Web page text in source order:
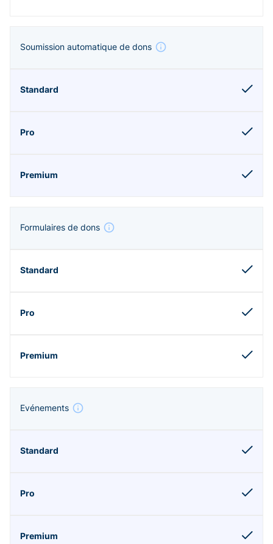
Soumission automatique de dons
Formulaires de dons
Evénements